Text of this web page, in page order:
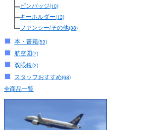
ピンバッジ(10)
キーホルダー(13)
ファンシー/その他(38)
本・書籍(53)
航空図(7)
双眼鏡(2)
スタッフおすすめ(68)
全商品一覧